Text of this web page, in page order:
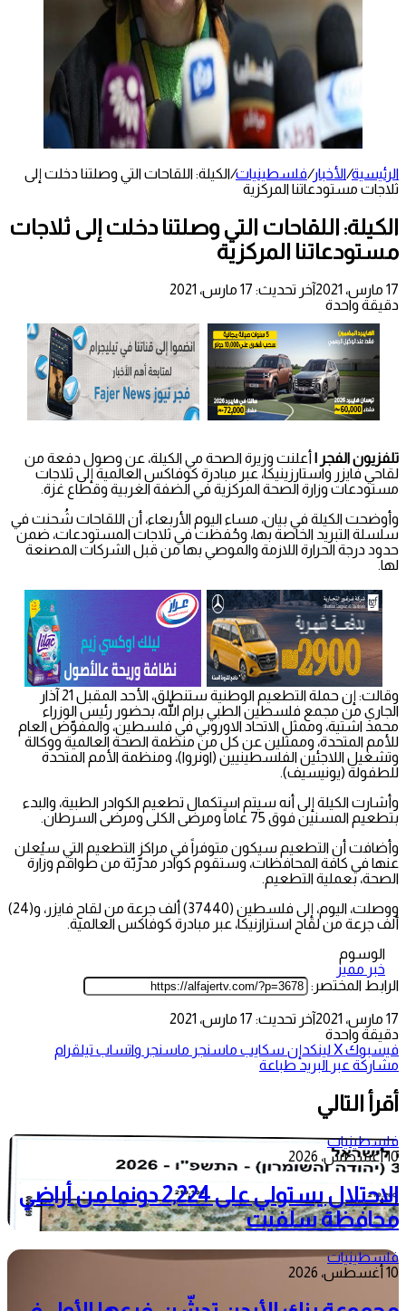
الرئيسية/الأخبار/فلسطينيات/الكيلة: اللقاحات التي وصلتنا دخلت إلى
ثلاجات مستودعاتنا المركزية
الكيلة: اللقاحات التي وصلتنا دخلت إلى ثلاجات
مستودعاتنا المركزية
17 مارس، 2021
آخر تحديث: 17 مارس، 2021
دقيقة واحدة
تلفزيون الفجر | أعلنت وزيرة الصحة مي الكيلة، عن وصول دفعة من
لقاحي فايزر واستارزينيكا، عبر مبادرة كوفاكس العالمية إلى ثلاجات
مستودعات وزارة الصحة المركزية في الضفة الغربية وقطاع غزة.
وأوضحت الكيلة في بيان، مساء اليوم الأربعاء، أن اللقاحات شُحنت في
سلسلة التبريد الخاصة بها، وحُفظت في ثلاجات المستودعات، ضمن
حدود درجة الحرارة اللازمة والموصي بها من قبل الشركات المصنعة
لها.
وقالت: إن حملة التطعيم الوطنية ستنطلق، الأحد المقبل 21 آذار
الجاري من مجمع فلسطين الطبي برام الله، بحضور رئيس الوزراء
محمد اشتية، وممثل الاتحاد الاوروبي في فلسطين، والمفوّض العام
للأمم المتحدة، وممثلين عن كل من منظمة الصحة العالمية ووكالة
وتشغيل اللاجئين الفلسطينيين (اونروا)، ومنظمة الأمم المتحدة
للطفولة (يونيسيف).
وأشارت الكيلة إلى أنه سيتم استكمال تطعيم الكوادر الطبية، والبدء
بتطعيم المسنين فوق 75 عاماً ومرضى الكلى ومرضى السرطان.
وأضافت أن التطعيم سيكون متوفراً في مراكز التطعيم التي سيُعلن
عنها في كافة المحافظات، وستقوم كوادر مدرّبّة من طواقم وزارة
الصحة، بعملية التطعيم.
ووصلت، اليوم، إلى فلسطين (37440) ألف جرعة من لقاح فايزر، و(24)
ألف جرعة من لقاح استرازنيكا، عبر مبادرة كوفاكس العالمية.
الوسوم
خبر مميز
الرابط المختصر:
17 مارس، 2021
آخر تحديث: 17 مارس، 2021
دقيقة واحدة
فيسبوك‫Xلينكدإن سكايب ماسنجر ماسنجر واتساب تيلقرام
مشاركة عبر البريد طباعة
أقرأ التالي
فلسطينيات
10 أغسطس، 2026
الاحتلال يستولي على 2,224 دونما من أراضي
محافظة سلفيت
فلسطينيات
10 أغسطس، 2026